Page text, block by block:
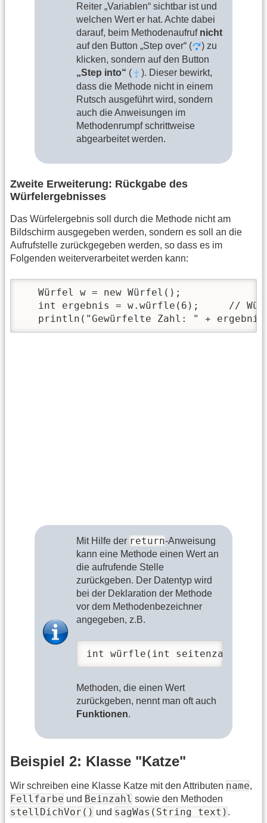
Reiter „Variablen“ sichtbar ist und
welchen Wert er hat. Achte dabei
darauf, beim Methodenaufruf nicht
auf den Button „Step over“ (
) zu
klicken, sondern auf den Button
„Step into“ (
). Dieser bewirkt,
dass die Methode nicht in einem
Rutsch ausgeführt wird, sondern
auch die Anweisungen im
Methodenrumpf schrittweise
abgearbeitet werden.
Zweite Erweiterung: Rückgabe des
Würfelergebnisses
Das Würfelergebnis soll durch die Methode nicht am
Bildschirm ausgegeben werden, sondern es soll an die
Aufrufstelle zurückgegeben werden, so dass es im
Folgenden weiterverarbeitet werden kann:
   Würfel w = new Würfel();
int ergebnis = w.würfle(6);     //
println("Gewürfelte Zahl: " +
Mit Hilfe der return-Anweisung
kann eine Methode einen Wert an
die aufrufende Stelle
zurückgeben. Der Datentyp wird
bei der Deklaration der Methode
vor dem Methodenbezeichner
angegeben, z.B.
int würfle(int seitenzahl){
Methoden, die einen Wert
zurückgeben, nennt man oft auch
Funktionen.
Beispiel 2: Klasse "Katze"
Wir schreiben eine Klasse Katze mit den Attributen name,
Fellfarbe und Beinzahl sowie den Methoden
stellDichVor() und sagWas(String text) .